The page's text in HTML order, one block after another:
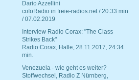
Dario Azzellini
coloRadio in freie-radios.net / 20:33 min
/ 07.02.2019
Interview Radio Corax: "The Class
Strikes Back"
Radio Corax, Halle, 28.11.2017, 24:34
min.
Venezuela - wie geht es weiter?
Stoffwechsel, Radio Z Nürnberg,